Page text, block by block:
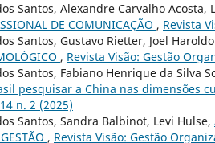
Santos, Alexandre Carvalho
DE COMUNICAÇÃO , Revista
Santos, Gustavo Rietter, Joel
, Revista Visão: Gestão
Santos, Fabiano Henrique da Silva
pesquisar a China nas dimensões
n. 2 (2025)
Santos, Sandra Balbinot, Levi Hulse,
, Revista Visão: Gestão